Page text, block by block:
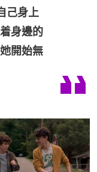
己身上
身邊的
開始無